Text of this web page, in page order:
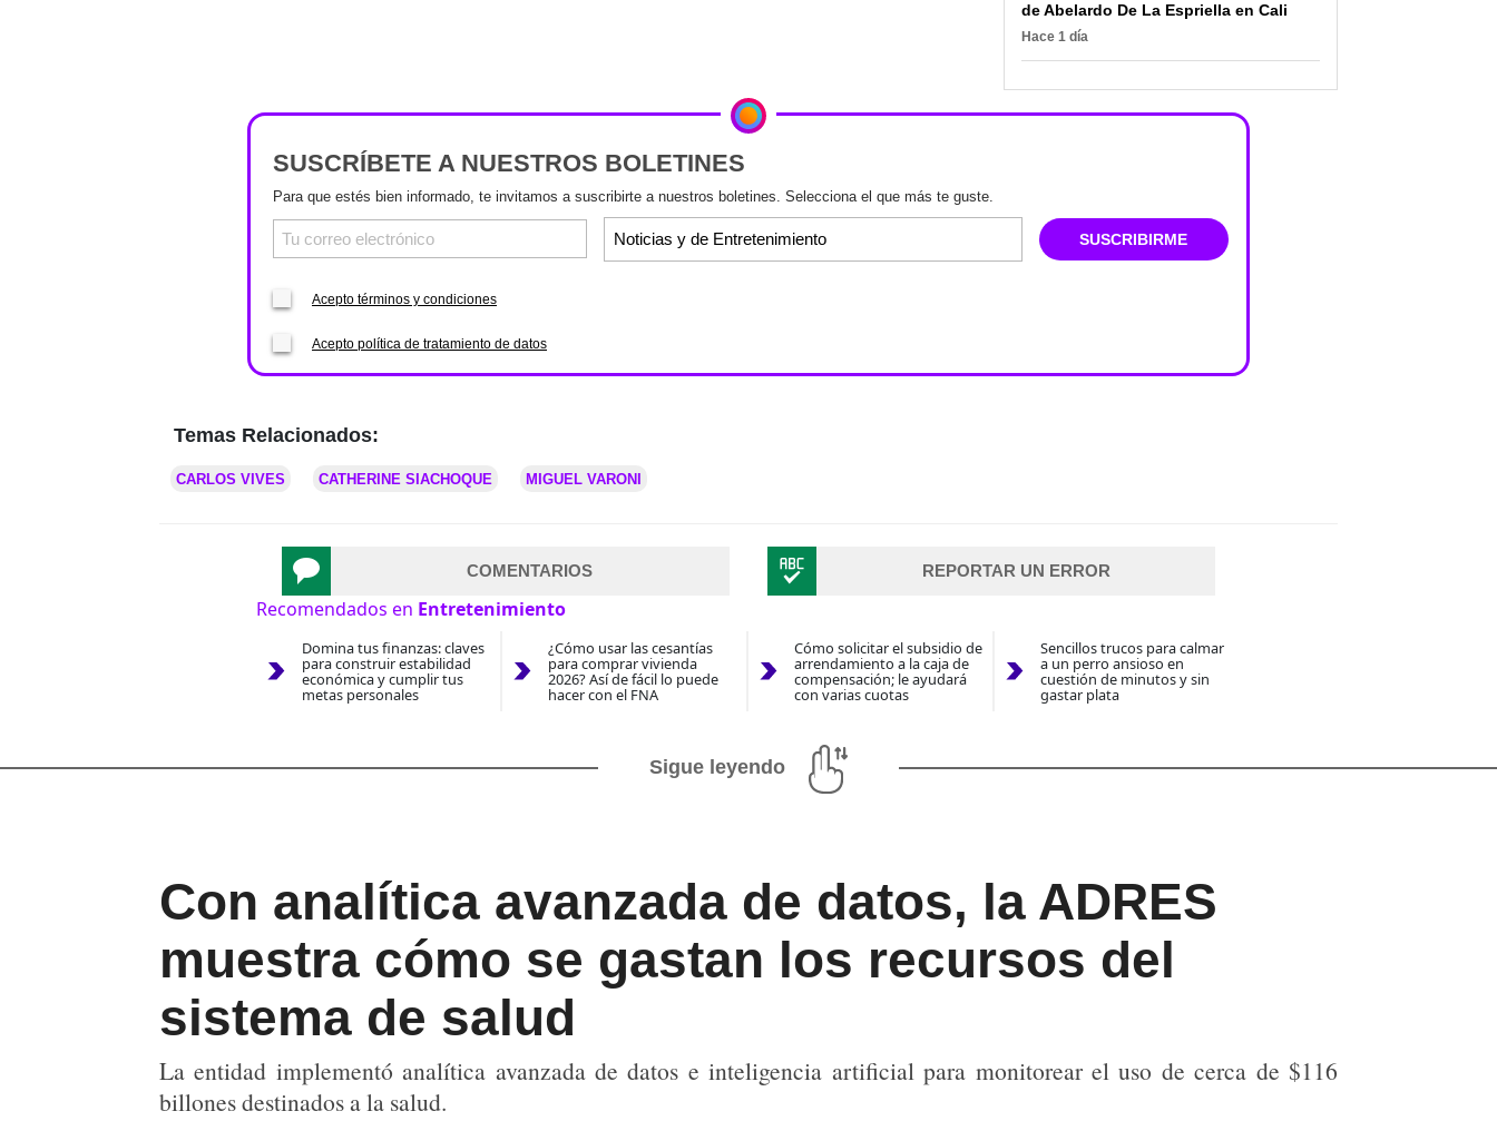
de Abelardo De La Espriella en Cali
Hace 1 día
SUSCRÍBETE A NUESTROS BOLETINES
Para que estés bien informado, te invitamos a suscribirte a nuestros boletines. Selecciona el que más te guste.
SUSCRIBIRME
Acepto términos y condiciones
Acepto política de tratamiento de datos
Temas Relacionados:
CARLOS VIVES CATHERINE SIACHOQUE MIGUEL VARONI
COMENTARIOS REPORTAR UN ERROR
Recomendados en Entretenimiento
Domina tus finanzas: claves
para construir estabilidad
económica y cumplir tus
metas personales
¿Cómo usar las cesantías
para comprar vivienda
2026? Así de fácil lo puede
hacer con el FNA
Cómo solicitar el subsidio de
arrendamiento a la caja de
compensación; le ayudará
con varias cuotas
Sencillos trucos para calmar
a un perro ansioso en
cuestión de minutos y sin
gastar plata
Sigue leyendo
Con analítica avanzada de datos, la ADRES
muestra cómo se gastan los recursos del
sistema de salud
La entidad implementó analítica avanzada de datos e inteligencia artificial para monitorear el uso de cerca de $116
billones destinados a la salud.